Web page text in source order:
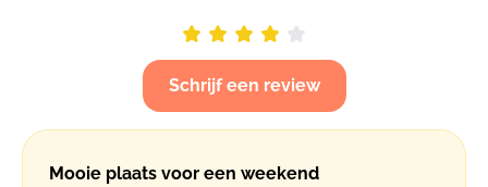
Schrijf een review
Mooie plaats voor een weekend